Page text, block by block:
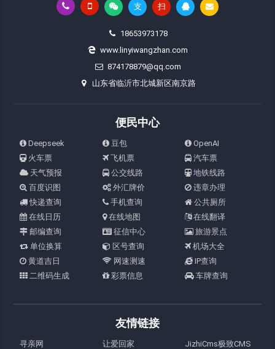
支 扫
18653973178
www.linyiwangzhan.com
874178879@qq.com
山东省临沂市北城新区南京路
便民中心
Deepseek 豆包
OpenAI
火车票
飞机票
汽车票
天气预报
公交线路
地铁线路
百度识图
外汇牌价
违章办理
快递查询
手机查询
公共厕所
在线日历
在线地图
在线翻译
邮编查询
征信中心
旅游景点
单位换算
区号查询
机场大全
黄道吉日
网速测速
IP查询
二维码生成
彩票信息 车牌查询
友情链接
寻亲网 让爱回家
JizhiCms极致CMS